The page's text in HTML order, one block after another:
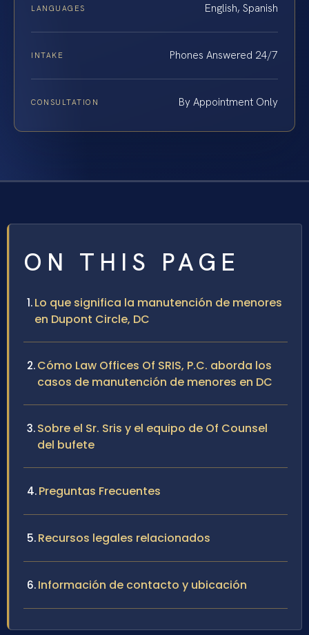
LANGUAGES English, Spanish
INTAKE Phones Answered 24/7
CONSULTATION By Appointment Only
ON THIS PAGE
Lo que significa la manutención de menores
en Dupont Circle, DC
Cómo Law Offices Of SRIS, P.C. aborda los
casos de manutención de menores en DC
Sobre el Sr. Sris y el equipo de Of Counsel
del bufete
Preguntas Frecuentes
Recursos legales relacionados
Información de contacto y ubicación